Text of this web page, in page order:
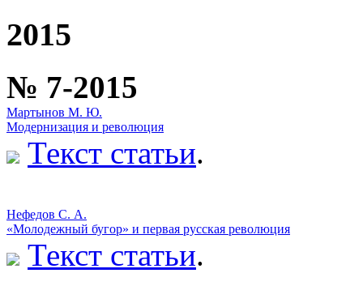
2015
№ 7-2015
Мартынов М. Ю.
Модернизация и революция
Текст статьи.
Нефедов С. А.
«Молодежный бугор» и первая русская революция
Текст статьи.